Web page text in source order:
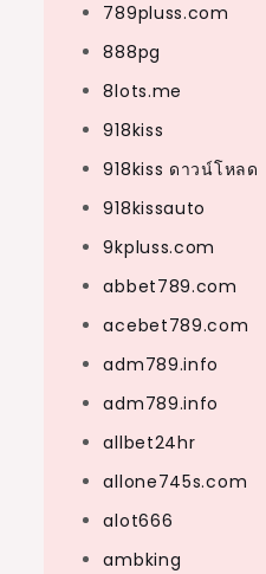
789pluss.com
888pg
8lots.me
918kiss
918kiss ดาวน์โหลด
918kissauto
9kpluss.com
abbet789.com
acebet789.com
adm789.info
adm789.info
allbet24hr
allone745s.com
alot666
ambking